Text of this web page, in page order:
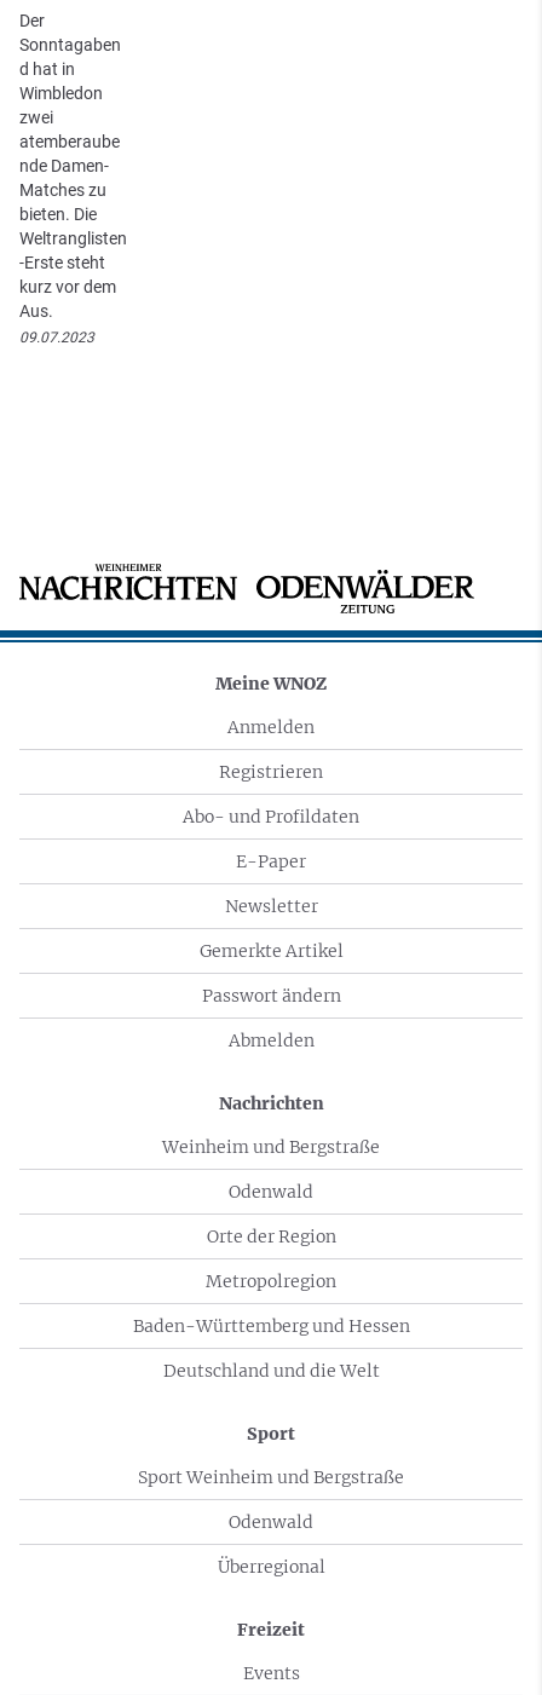
Der
Sonntagaben
d hat in
Wimbledon
zwei
atemberaube
nde Damen-
Matches zu
bieten. Die
Weltranglisten
-Erste steht
kurz vor dem
Aus.
09.07.2023
Meine WNOZ
Anmelden
Registrieren
Abo- und Profildaten
E-Paper
Newsletter
Gemerkte Artikel
Passwort ändern
Abmelden
Nachrichten
Weinheim und Bergstraße
Odenwald
Orte der Region
Metropolregion
Baden-Württemberg und Hessen
Deutschland und die Welt
Sport
Sport Weinheim und Bergstraße
Odenwald
Überregional
Freizeit
Events